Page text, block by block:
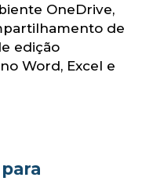
OneDrive,
de
edição
Word, Excel e